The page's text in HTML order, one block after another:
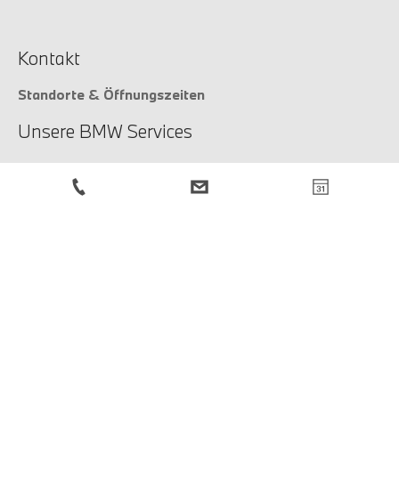
Kontakt
Standorte & Öffnungszeiten
Unsere BMW Services
Unsere Services
Service-Anfrage